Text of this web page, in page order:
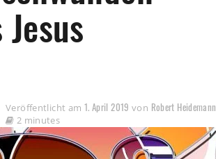
Veröffentlicht am 1. April 2019 von Robert Heidemann
2 minutes